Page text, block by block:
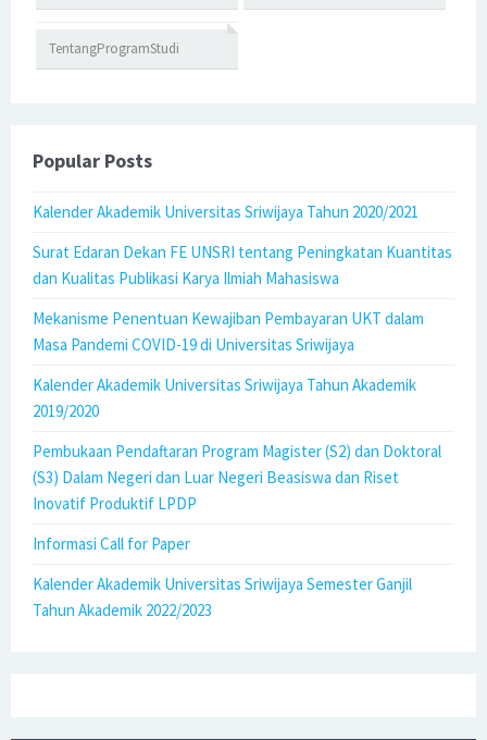
TentangProgramStudi
Popular Posts
Kalender Akademik Universitas Sriwijaya Tahun 2020/2021
Surat Edaran Dekan FE UNSRI tentang Peningkatan Kuantitas
dan Kualitas Publikasi Karya Ilmiah Mahasiswa
Mekanisme Penentuan Kewajiban Pembayaran UKT dalam
Masa Pandemi COVID-19 di Universitas Sriwijaya
Kalender Akademik Universitas Sriwijaya Tahun Akademik
2019/2020
Pembukaan Pendaftaran Program Magister (S2) dan Doktoral
(S3) Dalam Negeri dan Luar Negeri Beasiswa dan Riset
Inovatif Produktif LPDP
Informasi Call for Paper
Kalender Akademik Universitas Sriwijaya Semester Ganjil
Tahun Akademik 2022/2023